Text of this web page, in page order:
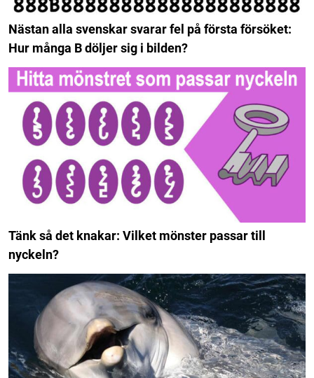
Nästan alla svenskar svarar fel på första försöket:
Hur många B döljer sig i bilden?
Tänk så det knakar: Vilket mönster passar till
nyckeln?